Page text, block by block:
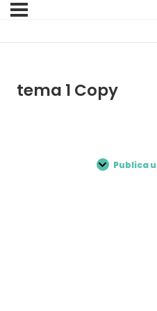
tema 1 Copy
Publica